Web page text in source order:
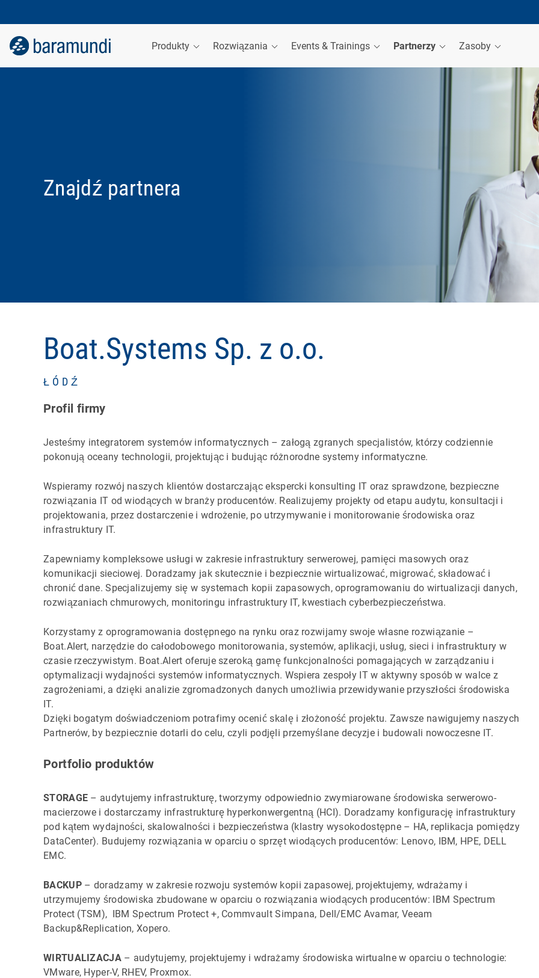
Produkty Rozwiązania Events & Trainings Partnerzy Zasoby
Znajdź partnera
Boat.Systems Sp. z o.o.
ŁÓDŹ
Profil firmy
Jesteśmy integratorem systemów informatycznych – załogą zgranych specjalistów, którzy codziennie
pokonują oceany technologii, projektując i budując różnorodne systemy informatyczne.
Wspieramy rozwój naszych klientów dostarczając ekspercki konsulting IT oraz sprawdzone, bezpieczne
rozwiązania IT od wiodących w branży producentów. Realizujemy projekty od etapu audytu, konsultacji i
projektowania, przez dostarczenie i wdrożenie, po utrzymywanie i monitorowanie środowiska oraz
infrastruktury IT.
Zapewniamy kompleksowe usługi w zakresie infrastruktury serwerowej, pamięci masowych oraz
komunikacji sieciowej. Doradzamy jak skutecznie i bezpiecznie wirtualizować, migrować, składować i
chronić dane. Specjalizujemy się w systemach kopii zapasowych, oprogramowaniu do wirtualizacji danych,
rozwiązaniach chmurowych, monitoringu infrastruktury IT, kwestiach cyberbezpieczeństwa.
Korzystamy z oprogramowania dostępnego na rynku oraz rozwijamy swoje własne rozwiązanie –
Boat.Alert, narzędzie do całodobowego monitorowania, systemów, aplikacji, usług, sieci i infrastruktury w
czasie rzeczywistym. Boat.Alert oferuje szeroką gamę funkcjonalności pomagających w zarządzaniu i
optymalizacji wydajności systemów informatycznych. Wspiera zespoły IT w aktywny sposób w walce z
zagrożeniami, a dzięki analizie zgromadzonych danych umożliwia przewidywanie przyszłości środowiska
IT.
Dzięki bogatym doświadczeniom potrafimy ocenić skalę i złożoność projektu. Zawsze nawigujemy naszych
Partnerów, by bezpiecznie dotarli do celu, czyli podjęli przemyślane decyzje i budowali nowoczesne IT.
Portfolio produktów
STORAGE – audytujemy infrastrukturę, tworzymy odpowiednio zwymiarowane środowiska serwerowo-
macierzowe i dostarczamy infrastrukturę hyperkonwergentną (HCI). Doradzamy konfigurację infrastruktury
pod kątem wydajności, skalowalności i bezpieczeństwa (klastry wysokodostępne – HA, replikacja pomiędzy
DataCenter). Budujemy rozwiązania w oparciu o sprzęt wiodących producentów: Lenovo, IBM, HPE, DELL
EMC.
BACKUP– doradzamy w zakresie rozwoju systemów kopii zapasowej, projektujemy, wdrażamy i
utrzymujemy środowiska zbudowane w oparciu o rozwiązania wiodących producentów: IBM Spectrum
Protect (TSM), IBM Spectrum Protect +, Commvault Simpana, Dell/EMC Avamar, Veeam
Backup&Replication, Xopero.
WIRTUALIZACJA– audytujemy, projektujemy i wdrażamy środowiska wirtualne w oparciu o technologie:
VMware, Hyper-V, RHEV, Proxmox.